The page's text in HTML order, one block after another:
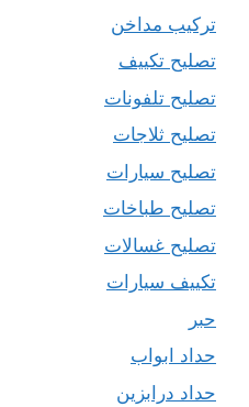
تركيب مداخن
تصليح تكييف
تصليح تلفونات
تصليح ثلاجات
تصليح سيارات
تصليح طباخات
تصليح غسالات
تكييف سيارات
حبر
حداد ابواب
حداد درابزين